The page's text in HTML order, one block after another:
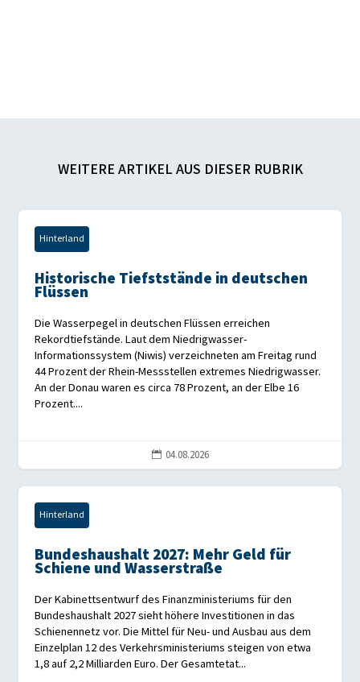
WEITERE ARTIKEL AUS DIESER RUBRIK
Hinterland
Historische Tiefststände in deutschen
Flüssen
Die Wasserpegel in deutschen Flüssen erreichen
Rekordtiefstände. Laut dem Niedrigwasser-
Informationssystem (Niwis) verzeichneten am Freitag rund
44 Prozent der Rhein-Messstellen extremes Niedrigwasser.
An der Donau waren es circa 78 Prozent, an der Elbe 16
Prozent....
 04.08.2026
Hinterland
Bundeshaushalt 2027: Mehr Geld für
Schiene und Wasserstraße
Der Kabinettsentwurf des Finanzministeriums für den
Bundeshaushalt 2027 sieht höhere Investitionen in das
Schienennetz vor. Die Mittel für Neu- und Ausbau aus dem
Einzelplan 12 des Verkehrsministeriums steigen von etwa
1,8 auf 2,2 Milliarden Euro. Der Gesamtetat...